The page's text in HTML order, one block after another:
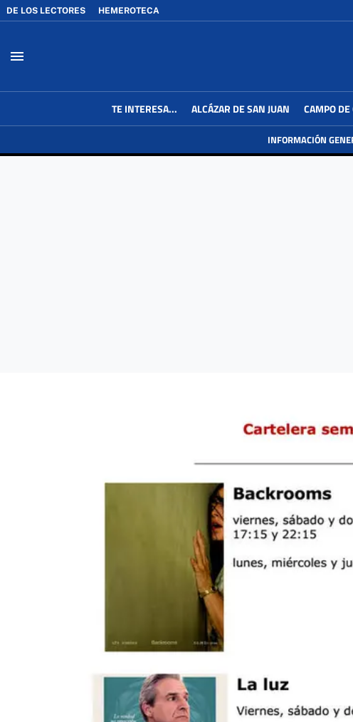
DE LOS LECTORES HEMEROTECA
menu
TE INTERESA... ALCÁZAR DE SAN JUAN CAMPO
INFORMACIÓN